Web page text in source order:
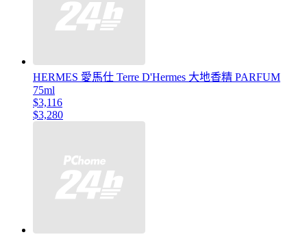
HERMES 愛馬仕 Terre D'Hermes 大地香精 PARFUM
75ml
$3,116
$3,280